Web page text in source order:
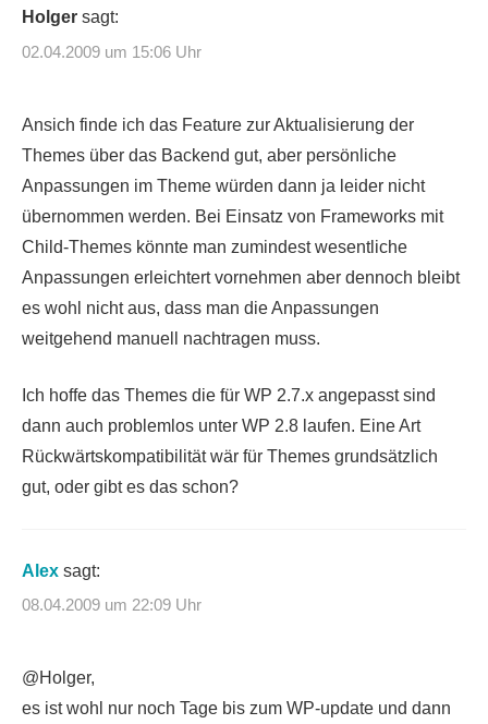
Holger sagt:
02.04.2009 um 15:06 Uhr
Ansich finde ich das Feature zur Aktualisierung der
Themes über das Backend gut, aber persönliche
Anpassungen im Theme würden dann ja leider nicht
übernommen werden. Bei Einsatz von Frameworks mit
Child-Themes könnte man zumindest wesentliche
Anpassungen erleichtert vornehmen aber dennoch bleibt
es wohl nicht aus, dass man die Anpassungen
weitgehend manuell nachtragen muss.
Ich hoffe das Themes die für WP 2.7.x angepasst sind
dann auch problemlos unter WP 2.8 laufen. Eine Art
Rückwärtskompatibilität wär für Themes grundsätzlich
gut, oder gibt es das schon?
Alex sagt:
08.04.2009 um 22:09 Uhr
@Holger,
es ist wohl nur noch Tage bis zum WP-update und dann